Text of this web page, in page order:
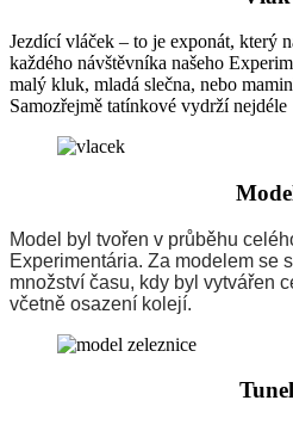
Jezdící vláček – to je exponát, který
každého návštěvníka našeho
malý kluk, mladá slečna, nebo
Samozřejmě tatínkové vydrží nejdéle
Model byl tvořen v průběhu
Experimentária. Za modelem se
množství času, kdy byl vytvářen
včetně osazení kolejí.
Tunel